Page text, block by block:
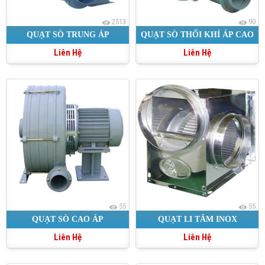
2513
QUẠT SÒ TRUNG ÁP
Liên Hệ
90
QUẠT SÒ THỔI KHÍ ÁP CAO
Liên Hệ
55
QUẠT SÒ CAO ÁP
Liên Hệ
55
QUẠT LI TÂM INOX
Liên Hệ